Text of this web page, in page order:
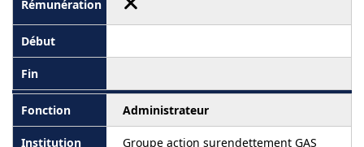
Administrateur
Groupe action surendettement GAS